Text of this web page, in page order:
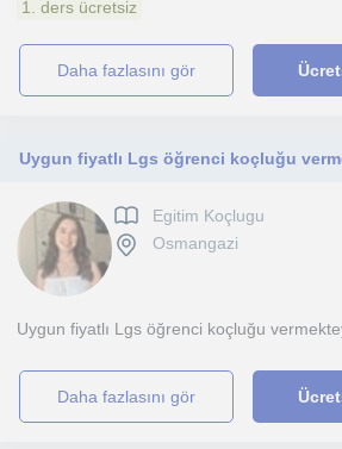
1. ders ücretsiz
daha fazlasını gör
Uygun fiyatlı Lgs öğrenci koçluğu
Egitim Koçlugu
Osmangazi
Uygun fiyatlı Lgs öğrenci koçluğu
daha fazlasını gör